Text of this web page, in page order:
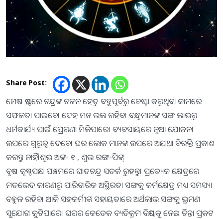
Share Post:
ମେଷ – ଷଷ୍ଠରେ ଚନ୍ଦ୍ରଙ୍କ ଚଳନ ହେତୁ ବହୁପୂର୍ବରୁ ଚେଷ୍ଟା କରୁଥିବା କାମରେ
ସଫଳତା ପାଇବେ। ଦେହ ମନ ଭଲ ରହିବ। ବନ୍ଧୁମାନଙ୍କ ସଙ୍ଗ ଲାଭରୁ
ଧର୍ମକାର୍ଯ୍ୟ ପାଇଁ ପ୍ରେରଣା ମିଳିପାରେ। ବ୍ୟବସାୟରେ ନୂଆ ଯୋଜନା
ଉପରେ ଗୁରୁତ୍ୱ ଦେବେ। ଘର ଲୋକ ମାନଙ୍କ ଉପରେ ଅଯଥା ବିରକ୍ତିି ପ୍ରକାଶ
କରନ୍ତୁ ନାହିଁ।ଶୁଭ ଅଙ୍କ- ୧ , ଶୁଭ ରଙ୍ଗ-ପିଙ୍କ୍
ବୃଷ – କୃଷ୍ଣପକ୍ଷ ପଞ୍ଚମରେ ଘାତଚନ୍ଦ୍ର ସତର୍କ ରୁହନ୍ତୁ। ପ୍ରତ୍ୟେକ କ୍ଷେତ୍ରରେ
ମତଭେଦ କାରଣରୁ ପାରିବାରିକ ଅସ୍ଥିରତା ସଙ୍ଗକୁ କର୍ମକ୍ଷେତ୍ର ମଧ୍ୟ ସମସ୍ୟା
ବହୁଳ ରହିବ। ଆଜି ସହକର୍ମୀଙ୍କ ସହାୟତାରେ ଅର୍ଥଲାଭ ସଙ୍ଗକୁ ଭ୍ରମଣ
ସୁଯୋଗ ଜୁଟିପାରେ। ଘରର କେତେକ ବ୍ୟତିକ୍ରମ ବିଷୟକୁ ନେଇ ଚିନ୍ତା ପ୍ରକଟ